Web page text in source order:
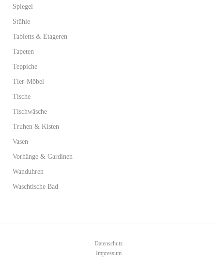
Spiegel
Stühle
Tabletts & Etageren
Tapeten
Teppiche
Tier-Möbel
Tische
Tischwäsche
Truhen & Kisten
Vasen
Vorhänge & Gardinen
Wanduhren
Waschtische Bad
Datenschutz
Impressum